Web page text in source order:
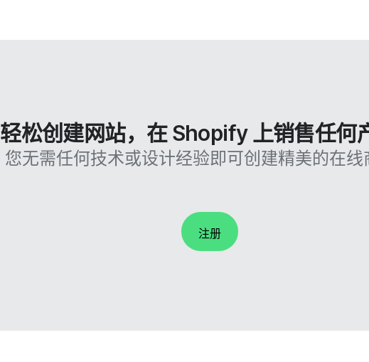
轻松创建网站，在 Shopify 上销售任何
您无需任何技术或设计经验即可创建精美的在线
注册